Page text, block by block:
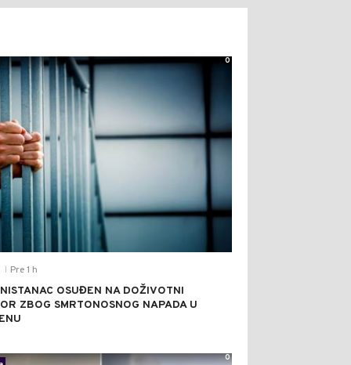
Pre 1 h
OSUĐEN NA DOŽIVOTNI
ZBOG SMRTONOSNOG NAPADA U
0
0